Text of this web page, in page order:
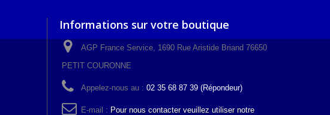
Informations sur votre boutique
AGP France Service, 1690 Rue Aristide Briand 76650
PETIT COURONNE
Appelez-nous au : 02 35 68 87 39 (Répondeur)
E-mail : Pour nous contacter veuillez utiliser notre